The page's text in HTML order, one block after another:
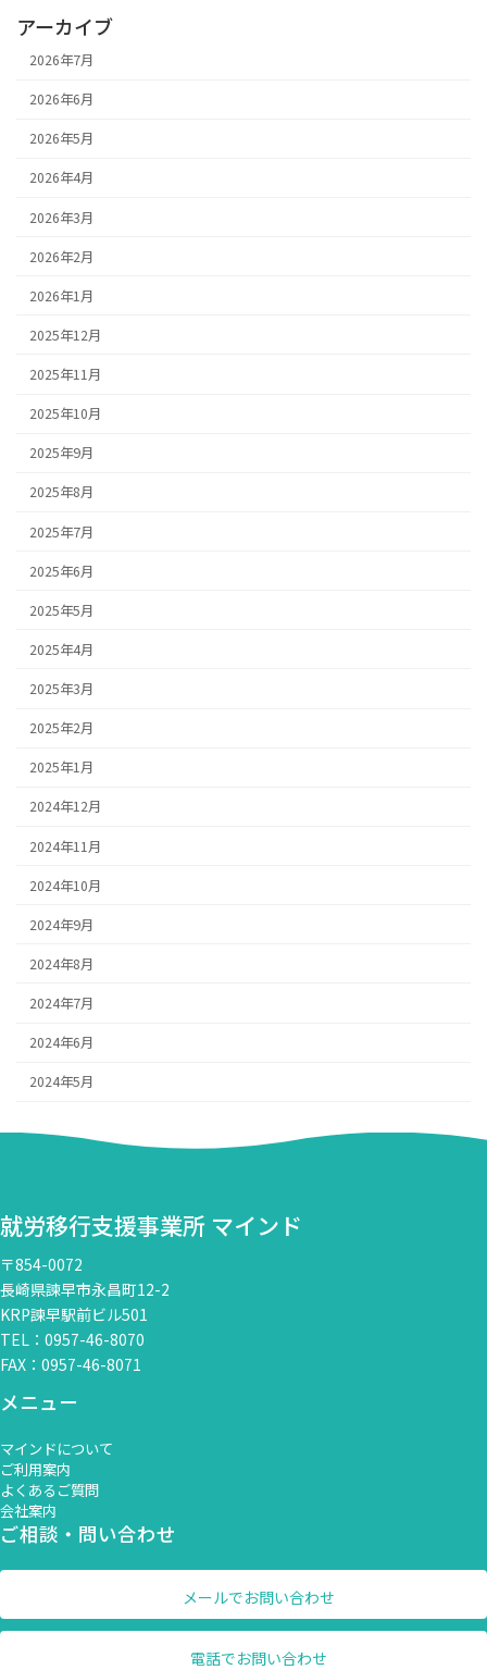
アーカイブ
2026年7月
2026年6月
2026年5月
2026年4月
2026年3月
2026年2月
2026年1月
2025年12月
2025年11月
2025年10月
2025年9月
2025年8月
2025年7月
2025年6月
2025年5月
2025年4月
2025年3月
2025年2月
2025年1月
2024年12月
2024年11月
2024年10月
2024年9月
2024年8月
2024年7月
2024年6月
2024年5月
就労移行支援事業所 マインド
〒854-0072
長崎県諫早市永昌町12-2
KRP諫早駅前ビル501
TEL：0957-46-8070
FAX：0957-46-8071
メニュー
マインドについて
ご利用案内
よくあるご質問
会社案内
ご相談・問い合わせ
メールでお問い合わせ
電話でお問い合わせ